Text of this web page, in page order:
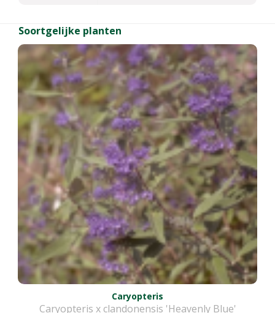
Soortgelijke planten
Caryopteris
Caryopteris x clandonensis 'Heavenly Blue'